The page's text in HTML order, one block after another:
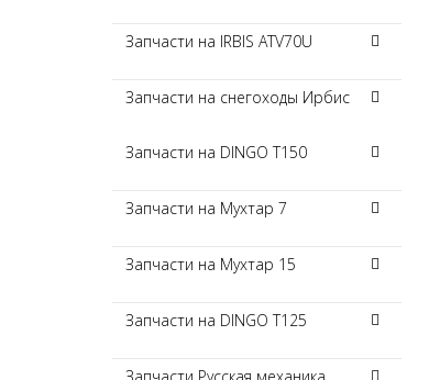
Запчасти на IRBIS ATV70U
Запчасти на снегоходы Ирбис
Запчасти на DINGO T150
Запчасти на Мухтар 7
Запчасти на Мухтар 15
Запчасти на DINGO T125